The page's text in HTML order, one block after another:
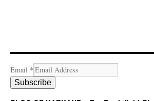
Email *
Subscribe